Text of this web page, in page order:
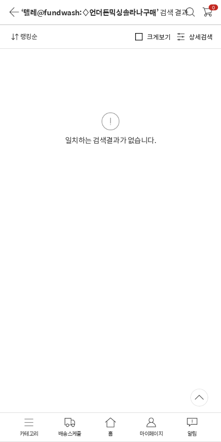
‘텔레@fundwash:♢언더돈믹싱솔라나구매’검색 결과 0
랭킹순 크게보기 상세검색
일치하는 검색결과가 없습니다.
카테고리 배송스케줄 홈 마이페이지 알림